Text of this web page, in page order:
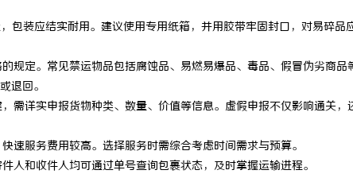
包装应结实耐用。建议使用专用纸箱，并用胶带牢固封口，对易碎品
规定。常见禁运物品包括腐蚀品、易燃易爆品、毒品、假冒伪劣商品
退回。
需详实申报货物种类、数量、价值等信息。虚假申报不仅影响通关，
速服务费用较高。选择服务时需综合考虑时间需求与预算。
人和收件人均可通过单号查询包裹状态，及时掌握运输进程。